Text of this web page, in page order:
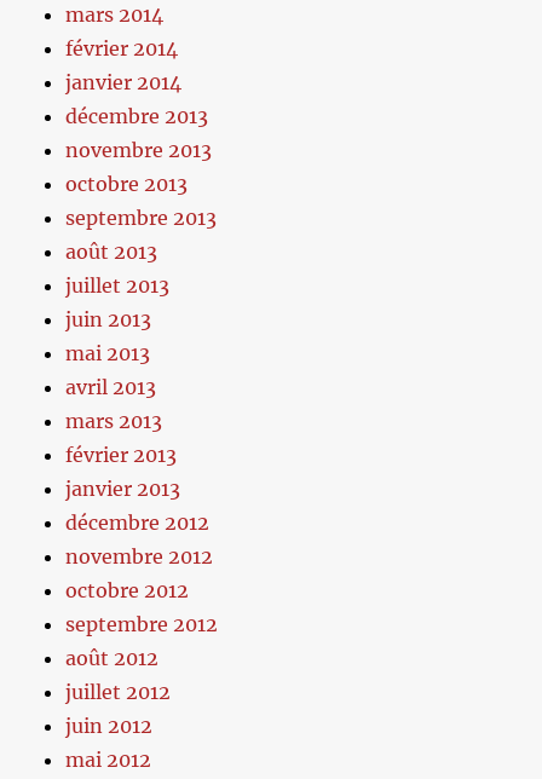
mars 2014
février 2014
janvier 2014
décembre 2013
novembre 2013
octobre 2013
septembre 2013
août 2013
juillet 2013
juin 2013
mai 2013
avril 2013
mars 2013
février 2013
janvier 2013
décembre 2012
novembre 2012
octobre 2012
septembre 2012
août 2012
juillet 2012
juin 2012
mai 2012